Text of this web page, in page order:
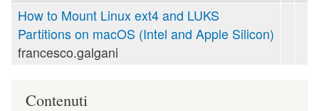
How to Mount Linux ext4 and LUKS
Partitions on macOS (Intel and Apple Silicon)
francesco.galgani
Contenuti